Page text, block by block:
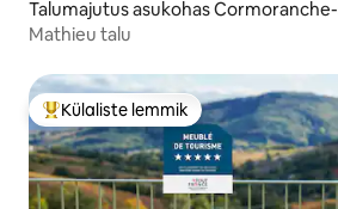
Talumajutus asukohas
Mathieu talu
Külaliste suur lemmik
Külaliste lemmik